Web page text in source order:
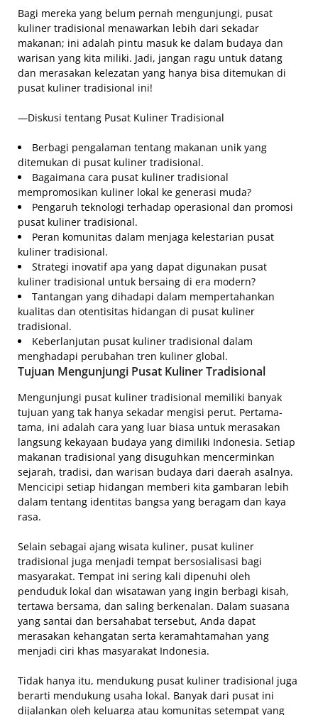
Bagi mereka yang belum pernah mengunjungi, pusat
kuliner tradisional menawarkan lebih dari sekadar
makanan; ini adalah pintu masuk ke dalam budaya dan
warisan yang kita miliki. Jadi, jangan ragu untuk datang
dan merasakan kelezatan yang hanya bisa ditemukan di
pusat kuliner tradisional ini!
—Diskusi tentang Pusat Kuliner Tradisional
Berbagi pengalaman tentang makanan unik yang
ditemukan di pusat kuliner tradisional.
Bagaimana cara pusat kuliner tradisional
mempromosikan kuliner lokal ke generasi muda?
Pengaruh teknologi terhadap operasional dan promosi
pusat kuliner tradisional.
Peran komunitas dalam menjaga kelestarian pusat
kuliner tradisional.
Strategi inovatif apa yang dapat digunakan pusat
kuliner tradisional untuk bersaing di era modern?
Tantangan yang dihadapi dalam mempertahankan
kualitas dan otentisitas hidangan di pusat kuliner
tradisional.
Keberlanjutan pusat kuliner tradisional dalam
menghadapi perubahan tren kuliner global.
Tujuan Mengunjungi Pusat Kuliner Tradisional
Mengunjungi pusat kuliner tradisional memiliki banyak
tujuan yang tak hanya sekadar mengisi perut. Pertama-
tama, ini adalah cara yang luar biasa untuk merasakan
langsung kekayaan budaya yang dimiliki Indonesia. Setiap
makanan tradisional yang disuguhkan mencerminkan
sejarah, tradisi, dan warisan budaya dari daerah asalnya.
Mencicipi setiap hidangan memberi kita gambaran lebih
dalam tentang identitas bangsa yang beragam dan kaya
rasa.
Selain sebagai ajang wisata kuliner, pusat kuliner
tradisional juga menjadi tempat bersosialisasi bagi
masyarakat. Tempat ini sering kali dipenuhi oleh
penduduk lokal dan wisatawan yang ingin berbagi kisah,
tertawa bersama, dan saling berkenalan. Dalam suasana
yang santai dan bersahabat tersebut, Anda dapat
merasakan kehangatan serta keramahtamahan yang
menjadi ciri khas masyarakat Indonesia.
Tidak hanya itu, mendukung pusat kuliner tradisional juga
berarti mendukung usaha lokal. Banyak dari pusat ini
dijalankan oleh keluarga atau komunitas setempat yang